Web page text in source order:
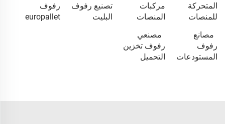
المتحركة
للمنصات
مركبات
المنصات
تصنيع رفوف
البليت
رفوف
europallet
مصانع
رفوف
المستودعات
مصنعي
رفوف تخزين
التحميل